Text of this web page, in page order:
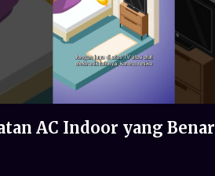
AC Indoor yang Benar